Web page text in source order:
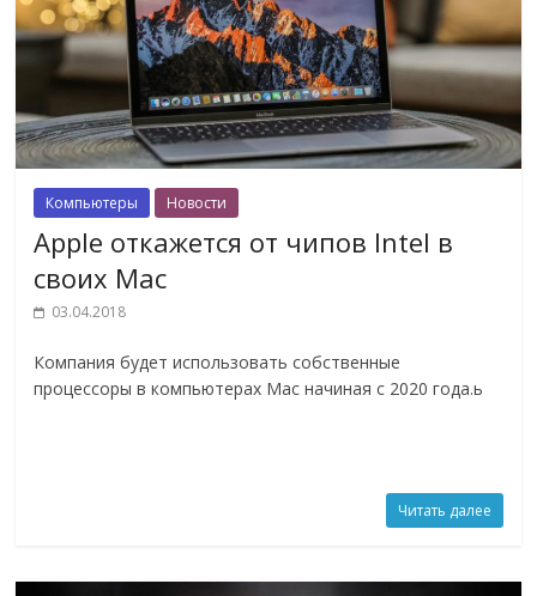
Компьютеры Новости
Apple откажется от чипов Intel в
своих Mac
03.04.2018
Компания будет использовать собственные
процессоры в компьютерах Mac начиная с 2020 года.ь
Читать далее